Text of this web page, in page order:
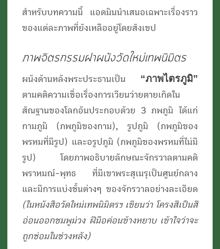
สำหรับบทความนี้ แอดมินนำเสนอเฉพาะเรื่องราว
ของแต่ละภาพที่ยังเหลืออยู่โดยสังเขป
ภาพจิตรกรรมฝาผนังวัดใหม่เทพนิมิตร
ผนังด้านหลังพระประธานเป็น “ภาพไตรภูมิ”
ตามคติความเชื่อเรื่องการเวียนว่ายตายเกิดใน
สัณฐานของโลกอันประกอบด้วย 3 ภพภูมิ ได้แก่
กามภูมิ (ภพภูมิของกาม), รูปภูมิ (ภพภูมิของ
พรหมที่มีรูป) และอรูปภูมิ (ภพภูมิของพรหมที่ไม่มี
รูป) โดยภาพอธิบายลักษณะจักรวาลตามคติ
พราหมณ์-พุทธ ที่มีเขาพระสุเมรุเป็นศูนย์กลาง
และมีการแบ่งชั้นต่างๆ ของจักรวาลอย่างละเอียด
(ในหนังสือวัดใหม่เทพนิมิตรฯ เขียนว่า โครงสีเป็นสี
อ่อนออกชมพูม่วง ฝีมือค่อนข้างหยาบ เข้าใจว่าจะ
ถูกซ่อมในช่วงหลัง)